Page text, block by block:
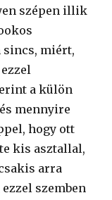
szépen illik
sincs, miért,
a külön
mennyire
hogy ott
kis asztallal,
arra
szemben